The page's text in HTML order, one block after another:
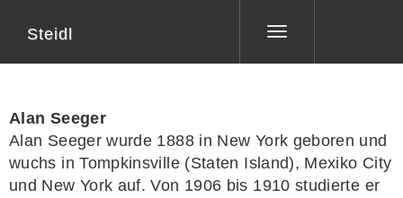
Toggle
Steidl
Alan Seeger
Alan Seegerwurde 1888 in New York geboren und
wuchs in Tompkinsville (Staten Island), Mexiko City
und New York auf. Von 1906 bis 1910 studierte er